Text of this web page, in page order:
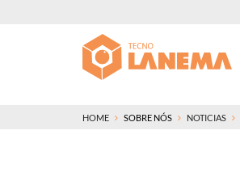
HOME SOBRE NÓS NOTICIAS